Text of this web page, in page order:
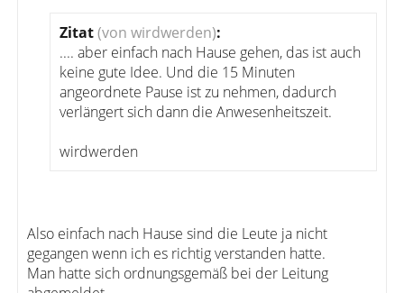
Zitat(von wirdwerden):
.... aber einfach nach Hause gehen, das ist auch
keine gute Idee. Und die 15 Minuten
angeordnete Pause ist zu nehmen, dadurch
verlängert sich dann die Anwesenheitszeit.
wirdwerden
Also einfach nach Hause sind die Leute ja nicht
gegangen wenn ich es richtig verstanden hatte.
Man hatte sich ordnungsgemäß bei der Leitung